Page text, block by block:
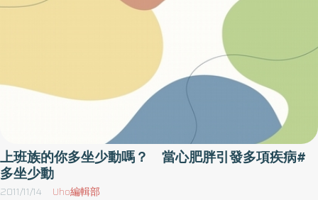
上班族的你多坐少動嗎？ 當心肥胖引發多項疾病#
多坐少動
2011/11/14 Uho編輯部